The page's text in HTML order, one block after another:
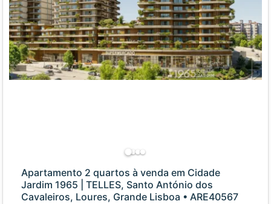
Apartamento 2 quartos à venda em Cidade
Jardim 1965 | TELLES, Santo António dos
Cavaleiros, Loures, Grande Lisboa • ARE40567